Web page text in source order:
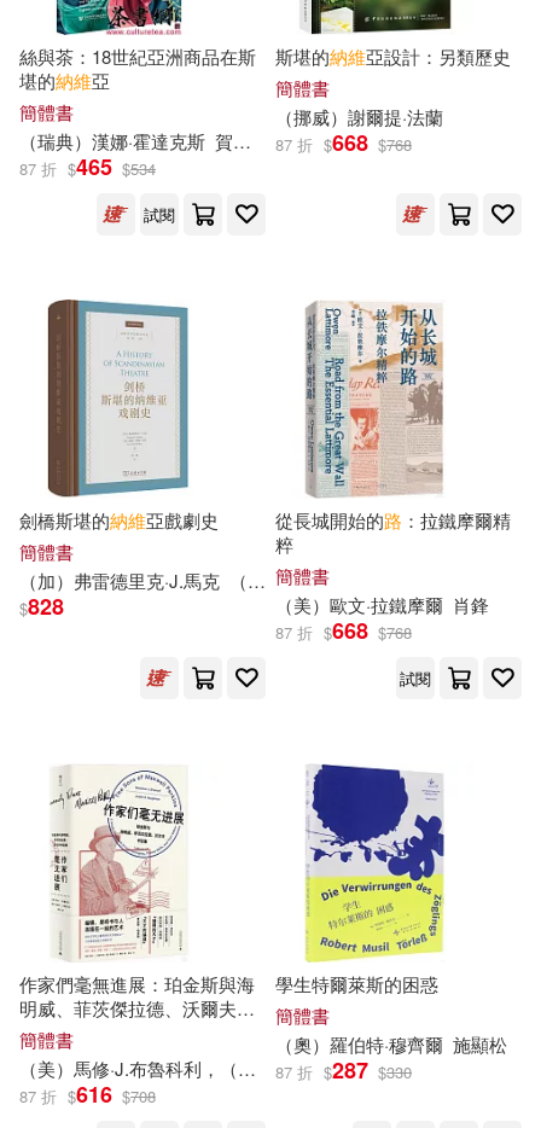
（阿根廷）豪爾赫·路易斯·博爾赫斯
(10)
(瑞典)拉格洛芙(9)
Arthur Conan Doyle(9)
兒童的學習編輯部(9)
厲河改編(9)
柯南・道爾(9) 茂松貴子(9)
陶文(9) 鼎文公職名師群(9)
（英）奧斯汀·弗里曼(9)
(德)埃里希·凱斯特納(8)
C.S. 路易斯(8) 于雷(8)
劉益宏（主編）(8)
智學文化(8) 本書編委會(8)
北京聯合出版公司(46)
浙江大學出版社(45)
環球 Blue Note(45)
Orfeo(44) PENTATONE(44)
木馬文化(44) Oehms(42)
中國計量出版社(42)
中國地圖出版社(41)
法律出版社(40)
生活‧讀書‧新知三聯書店(40)
C major(39)
目川文化數位股份有限公司(38)
華東師範大學出版社(38)
中國人民大學出版社(37)
中央編譯出版社(37)
台灣東方(37)
絲與茶：18世紀亞洲商品在斯
堪的納維亞
簡體書
（瑞典）漢娜·霍達克斯 賀建濤，陳文希
87 折 $465 $534
試閱
斯堪的納維亞設計：另類歷史
簡體書
（挪威）謝爾提·法蘭
87 折 $668 $768
劍橋斯堪的納維亞戲劇史
簡體書
（加）弗雷德里克·J.馬克
（加）麗茲-隆娜·馬克
$828
從長城開始的路 ：拉鐵摩爾精
粹
簡體書
（美）歐文·拉鐵摩爾 肖鋒
87 折 $668 $768
試閱
作家們毫無進展：珀金斯與海
明威、菲茨傑拉德、沃爾夫書
信集
簡體書
（美）馬修·J.布魯科利，（美）朱迪絲·S.鮑曼（編）
87 折 $616 $708
學生特爾萊斯的困惑
簡體書
（奧）羅伯特·穆齊爾 施顯松
87 折 $287 $330